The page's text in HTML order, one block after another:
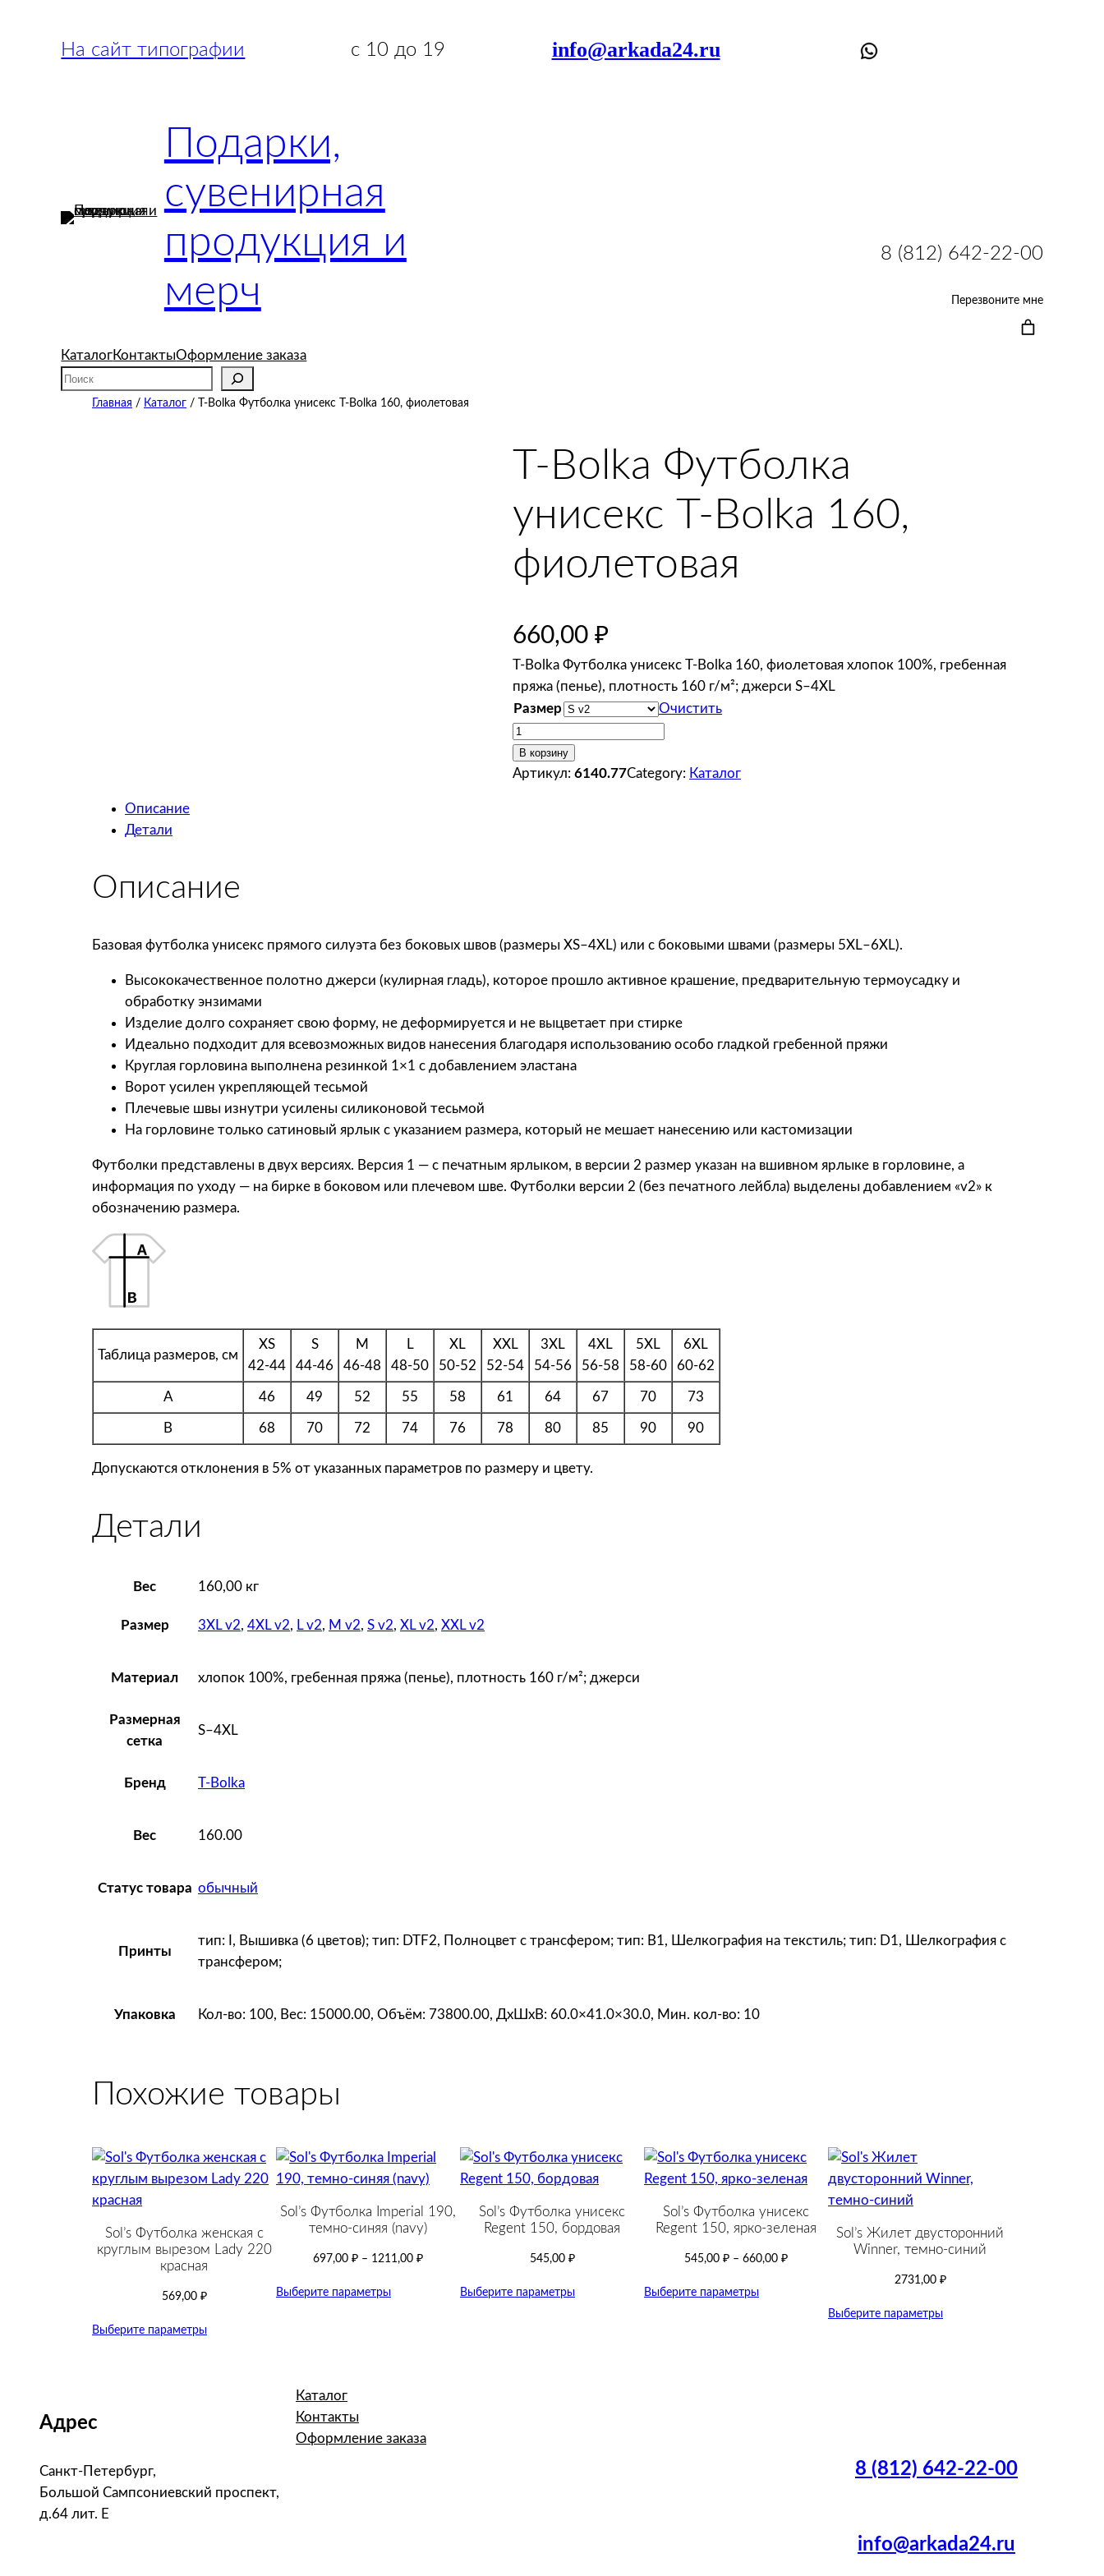
содержимомуНа сайт типографии с 10 до 19 info@arkada24.ru
Подарки,
сувенирная
продукция и
мерч
8 (812) 642-22-00
Перезвоните мне
КаталогКонтактыОформление заказа
Поиск
Главная / Каталог / T-Bolka Футболка унисекс T-Bolka 160, фиолетовая
T-Bolka Футболка
унисекс T-Bolka 160,
фиолетовая
660,00 ₽
T-Bolka Футболка унисекс T-Bolka 160, фиолетовая хлопок 100%, гребенная
пряжа (пенье), плотность 160 г/м²; джерси S–4XL
Размер
Очистить
К
о
л
т
в
р
а
T
o
k
л
к
а
н
и
е
а
В корзину
Артикул: 6140.77Category: Каталог
Описание
Детали
Описание
Базовая футболка унисекс прямого силуэта без боковых швов (размеры XS–4XL) или с боковыми швами (размеры 5XL–6XL).
Высококачественное полотно джерси (кулирная гладь), которое прошло активное крашение, предварительную термоусадку и
обработку энзимами
Изделие долго сохраняет свою форму, не деформируется и не выцветает при стирке
Идеально подходит для всевозможных видов нанесения благодаря использованию особо гладкой гребенной пряжи
Круглая горловина выполнена резинкой 1×1 с добавлением эластана
Ворот усилен укрепляющей тесьмой
Плечевые швы изнутри усилены силиконовой тесьмой
На горловине только сатиновый ярлык с указанием размера, который не мешает нанесению или кастомизации
Футболки представлены в двух версиях. Версия 1 — с печатным ярлыком, в версии 2 размер указан на вшивном ярлыке в горловине, а
информация по уходу — на бирке в боковом или плечевом шве. Футболки версии 2 (без печатного лейбла) выделены добавлением «v2» к
обозначению размера.
Таблица размеров, см
XS
42-44
S
44-46
M
46-48
L
48-50
XL
50-52
XXL
52-54
3XL
54-56
4XL
56-58
5XL
58-60
6XL
60-62
A 46 49 52 55 58 61 64 67 70 73
B 68 70 72 74 76 78 80 85 90 90
Допускаются отклонения в 5% от указанных параметров по размеру и цвету.
Детали
Вес 160,00 кг
Размер 3XL v2, 4XL v2, L v2, M v2, S v2, XL v2, XXL v2
Материал хлопок 100%, гребенная пряжа (пенье), плотность 160 г/м²; джерси
Размерная
сетка
S–4XL
Бренд T-Bolka
Вес 160.00
Статус товара обычный
Принты
тип: I, Вышивка (6 цветов); тип: DTF2, Полноцвет с трансфером; тип: B1, Шелкография на текстиль; тип: D1, Шелкография с
трансфером;
Упаковка Кол-во: 100, Вес: 15000.00, Объём: 73800.00, ДxШxВ: 60.0×41.0×30.0, Мин. кол-во: 10
Похожие товары
Sol’s Футболка женская с
круглым вырезом Lady 220
красная
569,00 ₽
Выберите параметры
Sol’s Футболка Imperial 190,
темно-синяя (navy)
697,00 ₽ – 1211,00 ₽
Выберите параметры
Sol’s Футболка унисекс
Regent 150, бордовая
545,00 ₽
Выберите параметры
Sol’s Футболка унисекс
Regent 150, ярко-зеленая
545,00 ₽ – 660,00 ₽
Выберите параметры
Sol’s Жилет двусторонний
Winner, темно-синий
2731,00 ₽
Выберите параметры
Адрес
Санкт-Петербург,
Большой Сампсониевский проспект,
д.64 лит. Е
Каталог
Контакты
Оформление заказа
8 (812) 642-22-00
info@arkada24.ru